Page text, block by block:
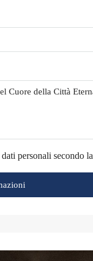
personali secondo la